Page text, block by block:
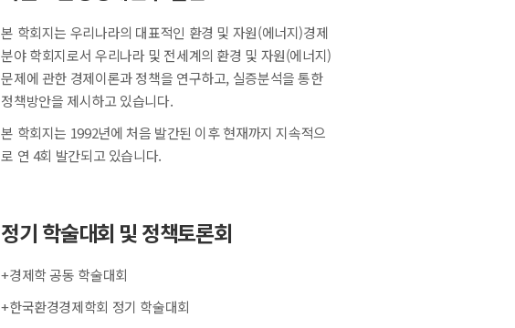
본 학회지는 우리나라의 대표적인 환경 및 자원(에너지)경제
분야 학회지로서 우리나라 및 전세계의 환경 및 자원(에너지)
문제에 관한 경제이론과 정책을 연구하고, 실증분석을 통한
정책방안을 제시하고 있습니다.
본 학회지는 1992년에 처음 발간된 이후 현재까지 지속적으
로 연 4회 발간되고 있습니다.
정기 학술대회 및 정책토론회
+경제학 공동 학술대회
+한국환경경제학회 정기 학술대회